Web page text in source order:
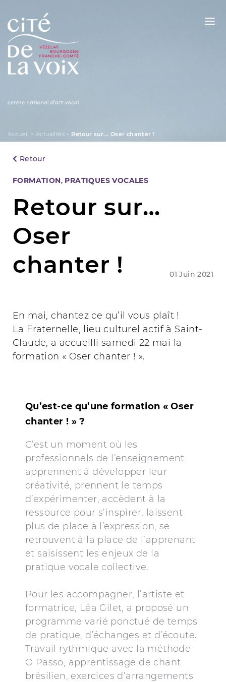
Skip
content
Accueil >Actualités > Retour sur... Oser chanter !
Retour
Categories
FORMATION, PRATIQUES VOCALES
Retour sur…
Oser
chanter !
01 Juin 2021
En mai, chantez ce qu’il vous plaît !
La Fraternelle, lieu culturel actif à Saint-
Claude, a accueilli samedi 22 mai la
formation « Oser chanter ! ».
Qu’est-ce qu’une formation « Oser
chanter ! » ?
C’est un moment où les
professionnels de l’enseignement
apprennent à développer leur
créativité, prennent le temps
d’expérimenter, accèdent à la
ressource pour s’inspirer, laissent
plus de place à l’expression, se
retrouvent à la place de l’apprenant
et saisissent les enjeux de la
pratique vocale collective.
Pour les accompagner, l’artiste et
formatrice, Léa Gilet, a proposé un
programme varié ponctué de temps
de pratique, d’échanges et d’écoute.
Travail rythmique avec la méthode
O Passo, apprentissage de chant
brésilien, exercices d’arrangements